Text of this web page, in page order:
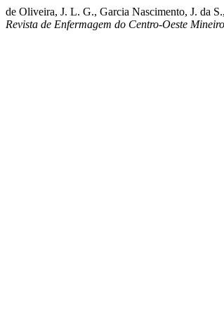
de Oliveira, J. L. G., Garcia Nascimento, J. da
Revista de Enfermagem do Centro-Oeste Mineiro